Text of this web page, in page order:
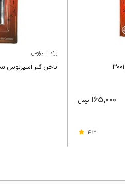
تومان 165,000
4.3
برند اسپرلوس
ناخن گير اسپرلوس مدل